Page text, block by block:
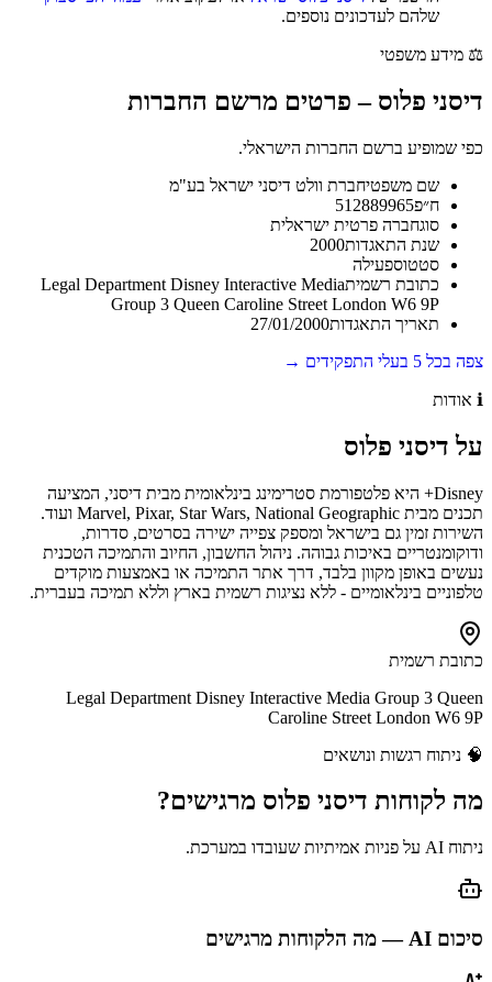
שלהם לעדכונים נוספים.
⚖️ מידע משפטי
דיסני פלוס – פרטים מרשם החברות
כפי שמופיע ברשם החברות הישראלי.
שם משפטיחברת וולט דיסני ישראל בע"מ
ח״פ512889965
סוגחברה פרטית ישראלית
שנת התאגדות2000
סטטוספעילה
כתובת רשמיתLegal Department Disney Interactive Media
Group 3 Queen Caroline Street London W6 9P
תאריך התאגדות27/01/2000
צפה בכל 5 בעלי התפקידים →
ℹ️ אודות
על דיסני פלוס
Disney+ היא פלטפורמת סטרימינג בינלאומית מבית דיסני, המציעה
תכנים מבית Marvel, Pixar, Star Wars, National Geographic ועוד.
השירות זמין גם בישראל ומספק צפייה ישירה בסרטים, סדרות,
ודוקומנטריים באיכות גבוהה. ניהול החשבון, החיוב והתמיכה הטכנית
נעשים באופן מקוון בלבד, דרך אתר התמיכה או באמצעות מוקדים
טלפוניים בינלאומיים - ללא נציגות רשמית בארץ וללא תמיכה בעברית.
כתובת רשמית
Legal Department Disney Interactive Media Group 3 Queen
Caroline Street London W6 9P
🧠 ניתוח רגשות ונושאים
מה לקוחות דיסני פלוס מרגישים?
ניתוח AI על פניות אמיתיות שעובדו במערכת.
סיכום AI — מה הלקוחות מרגישים